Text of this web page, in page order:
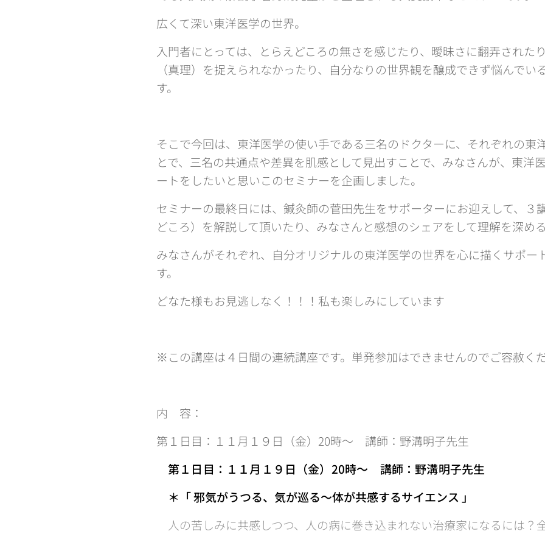
広くて深い東洋医学の世界。
入門者にとっては、とらえどころの無さを感じたり、曖昧さに翻弄された
（真理）を捉えられなかったり、自分なりの世界観を醸成できず悩んでい
す。
そこで今回は、東洋医学の使い手である三名のドクターに、それぞれの東
とで、三名の共通点や差異を肌感として見出すことで、みなさんが、東洋
ートをしたいと思いこのセミナーを企画しました。
セミナーの最終日には、鍼灸師の菅田先生をサポーターにお迎えして、３
どころ）を解説して頂いたり、みなさんと感想のシェアをして理解を深め
みなさんがそれぞれ、自分オリジナルの東洋医学の世界を心に描くサポー
す。
どなた様もお見逃しなく！！！私も楽しみにしています💕
※この講座は４日間の連続講座です。単発参加はできませんのでご容赦くだ
内 容：
第１日目：１１月１９日（金）20時〜 講師：野溝明子先生
第１日目：１１月１９日（金）20時〜 講師：野溝明子先生
＊「邪気がうつる、気が巡る～体が共感するサイエンス 」
人の苦しみに共感しつつ、人の病に巻き込まれない治療家になるには？